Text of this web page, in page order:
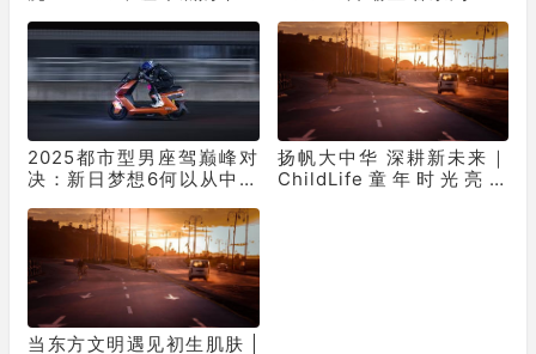
2025都市型男座驾巅峰对
决：新日梦想6何以从中突
扬帆大中华 深耕新未来｜
ChildLife童年时光亮相
当东方文明遇见初生肌肤 |